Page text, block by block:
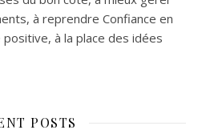
à reprendre Confiance en
à la place des idées
POSTS